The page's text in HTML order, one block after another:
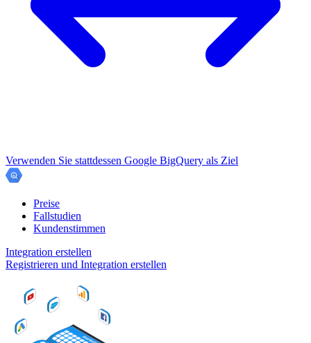
Verwenden Sie stattdessen Google BigQuery als Ziel
Preise
Fallstudien
Kundenstimmen
Integration erstellen
Registrieren und Integration erstellen